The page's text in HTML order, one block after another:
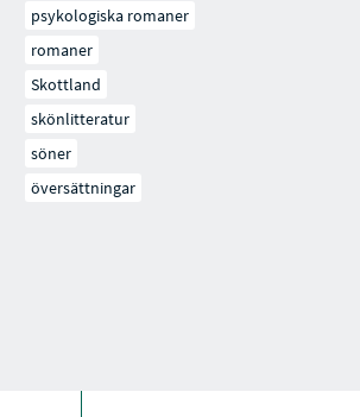
psykologiska romaner
romaner
Skottland
skönlitteratur
söner
översättningar